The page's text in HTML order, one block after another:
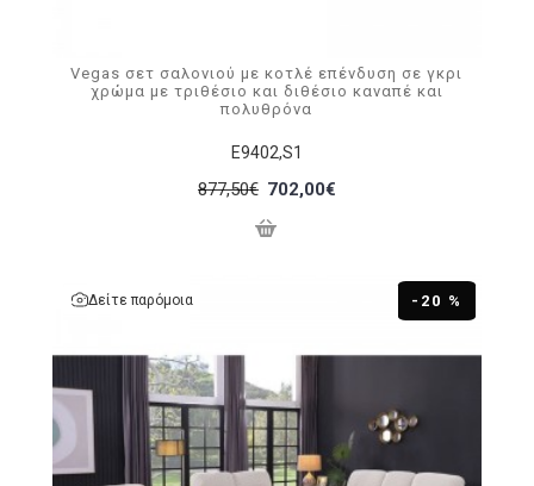
Ε9402,S1
Vegas σετ σαλονιού με κοτλέ επένδυση σε γκρι
χρώμα με τριθέσιο και διθέσιο καναπέ και
πολυθρόνα
877,50€ 702,00€
-20 %
Δείτε παρόμοια